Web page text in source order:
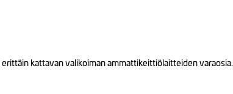
kattavan valikoiman ammattikeittiölaitteiden varaosia.